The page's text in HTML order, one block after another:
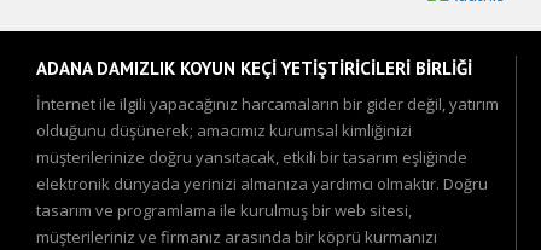
ADANA DAMIZLIK KOYUN KEÇİ YETİŞTİRİCİLERİ BİRLİĞİ
İnternet ile ilgili yapacağınız harcamaların bir gider değil, yatırım
olduğunu düşünerek; amacımız kurumsal kimliğinizi
müşterilerinize doğru yansıtacak, etkili bir tasarım eşliğinde
elektronik dünyada yerinizi almanıza yardımcı olmaktır. Doğru
tasarım ve programlama ile kurulmuş bir web sitesi,
müşterileriniz ve firmanız arasında bir köprü kurmanızı